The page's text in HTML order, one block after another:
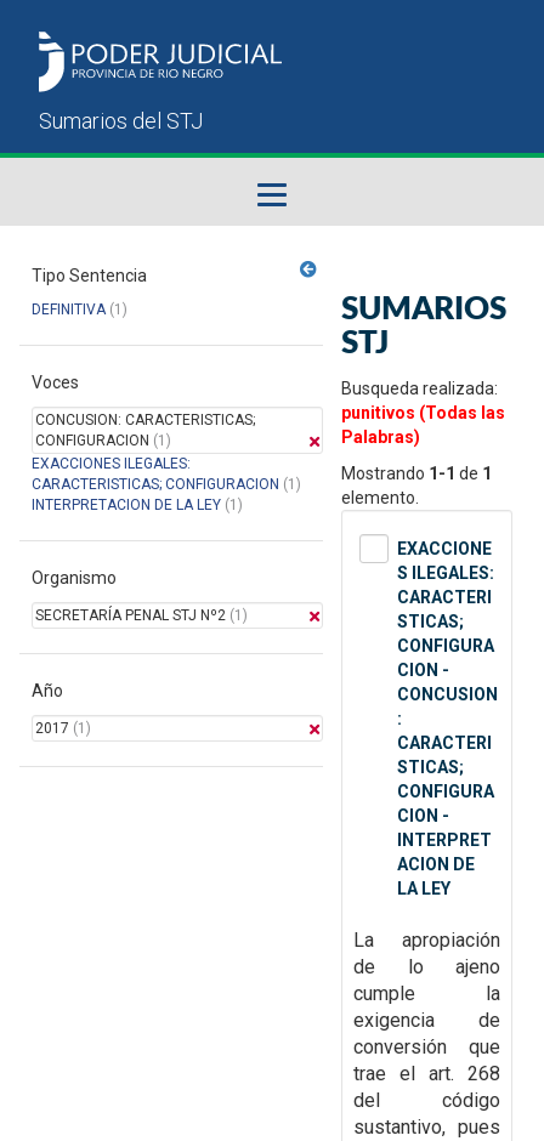
Sumarios del STJ
Manual del Usuario
Tipo Sentencia
DEFINITIVA(1)
Voces
CONCUSION: CARACTERISTICAS;
CONFIGURACION (1)
EXACCIONES ILEGALES:
CARACTERISTICAS; CONFIGURACION (1)
INTERPRETACION DE LA LEY (1)
Organismo
SECRETARÍA PENAL STJ Nº2 (1)
Año
2017 (1)
SUMARIOS
STJ
Busqueda realizada:
punitivos (Todas las
Palabras)
Mostrando 1-1 de 1
elemento.
EXACCIONE
S ILEGALES:
CARACTERI
STICAS;
CONFIGURA
CION -
CONCUSION
:
CARACTERI
STICAS;
CONFIGURA
CION -
INTERPRET
ACION DE
LA LEY
La apropiación
de lo ajeno
cumple la
exigencia de
conversión que
trae el art. 268
del código
sustantivo, pues